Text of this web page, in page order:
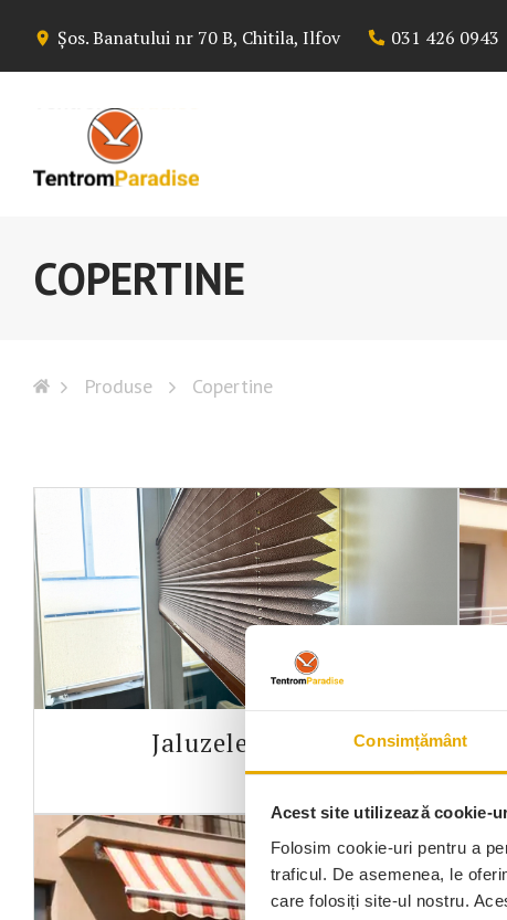
Consimțământ
Acest site utilizează cookie-
Folosim cookie-uri pentru a
traficul. De asemenea, le
care folosiți site-ul nostru.
content
Șos. Banatului nr 70 B, Chitila, Ilfov 031 426 0943
COPERTINE
Produse Copertine
Jaluzele Plisate